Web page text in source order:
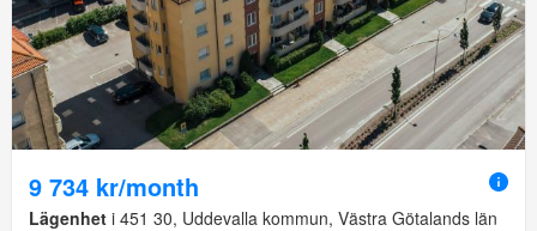
9 734 kr/month
Lägenhet i 451 30, Uddevalla kommun, Västra Götalands län